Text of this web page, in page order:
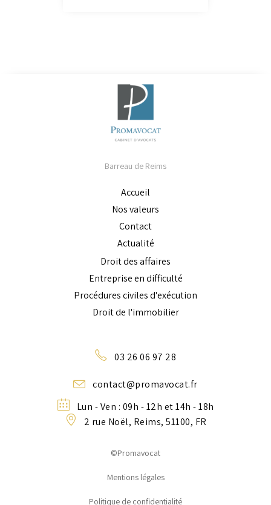
Barreau de Reims
Accueil
Nos valeurs
Contact
Actualité
Droit des affaires
Entreprise en difficulté
Procédures civiles d'exécution
Droit de l'immobilier
03 26 06 97 28
contact@promavocat.fr
Lun - Ven : 09h - 12h et 14h - 18h
2 rue Noël, Reims, 51100, FR
©Promavocat
Mentions légales
Politique de confidentialité